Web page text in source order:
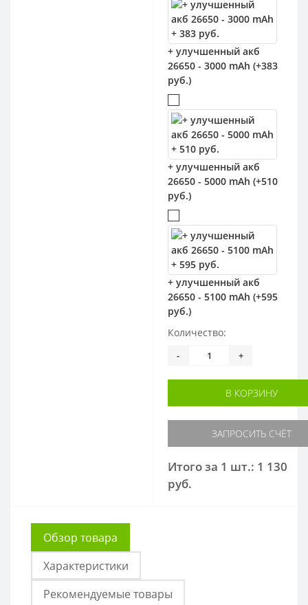
+ улучшенный акб
26650 - 3000 mAh (+383
руб.)
+ улучшенный акб
26650 - 5000 mAh (+510
руб.)
+ улучшенный акб
26650 - 5100 mAh (+595
руб.)
Количество:
- +
В КОРЗИНУ
ЗАПРОСИТЬ СЧЁТ
Итого за 1 шт.: 1 130
руб.
Обзор товара
Характеристики
Рекомендуемые товары